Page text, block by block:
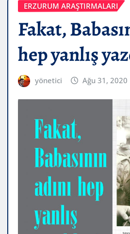
ERZURUM ARAŞTIRMALARI
Fakat,
hep yanlış
yönetici Ağu 31, 2020